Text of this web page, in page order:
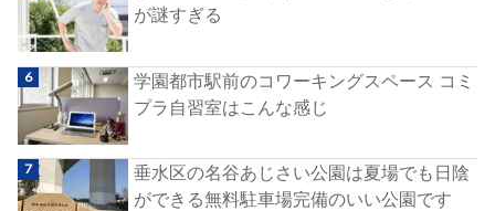
が謎すぎる
学園都市駅前のコワーキングスペース コミ
プラ自習室はこんな感じ
垂水区の名谷あじさい公園は夏場でも日陰
ができる無料駐車場完備のいい公園です